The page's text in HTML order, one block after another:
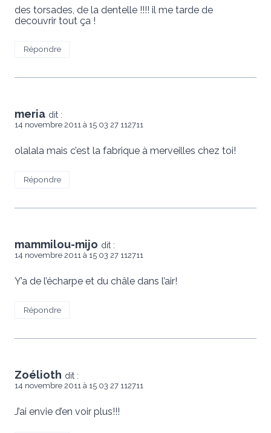
des torsades, de la dentelle !!!! il me tarde de
decouvrir tout ça !
Répondre
meria dit :
14 novembre 2011 à 15 03 27 112711
olalala mais c’est la fabrique à merveilles chez toi!
Répondre
mammilou-mijo dit :
14 novembre 2011 à 15 03 27 112711
Y’a de l’écharpe et du châle dans l’air!
Répondre
Zoélioth dit :
14 novembre 2011 à 15 03 27 112711
J’ai envie d’en voir plus!!!